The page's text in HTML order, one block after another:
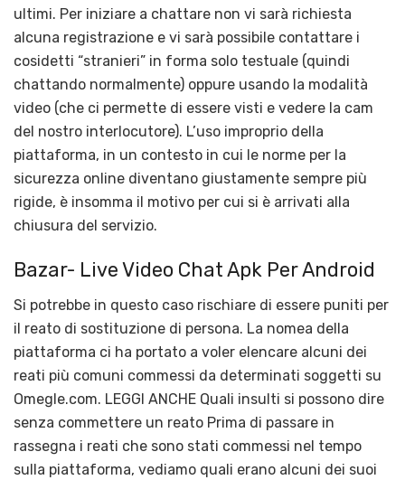
ultimi. Per iniziare a chattare non vi sarà richiesta
alcuna registrazione e vi sarà possibile contattare i
cosidetti “stranieri” in forma solo testuale (quindi
chattando normalmente) oppure usando la modalità
video (che ci permette di essere visti e vedere la cam
del nostro interlocutore). L’uso improprio della
piattaforma, in un contesto in cui le norme per la
sicurezza online diventano giustamente sempre più
rigide, è insomma il motivo per cui si è arrivati alla
chiusura del servizio.
Bazar- Live Video Chat Apk Per Android
Si potrebbe in questo caso rischiare di essere puniti per
il reato di sostituzione di persona. La nomea della
piattaforma ci ha portato a voler elencare alcuni dei
reati più comuni commessi da determinati soggetti su
Omegle.com. LEGGI ANCHE Quali insulti si possono dire
senza commettere un reato Prima di passare in
rassegna i reati che sono stati commessi nel tempo
sulla piattaforma, vediamo quali erano alcuni dei suoi